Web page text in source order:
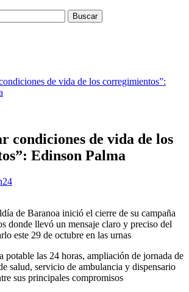
de vida de los corregimientos”:
condiciones de vida de los
Edinson Palma
de Baranoa inició el cierre de su campaña
donde llevó un mensaje claro y preciso del
este 29 de octubre en las urnas
potable las 24 horas, ampliación de jornada de
salud, servicio de ambulancia y dispensario
sus principales compromisos